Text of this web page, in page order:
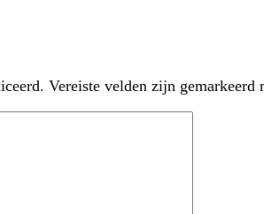
Vereiste velden zijn gemarkeerd